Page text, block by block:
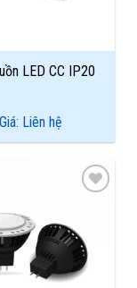
LED CC IP20
Giá: Liên hệ
Add to
Wishlist